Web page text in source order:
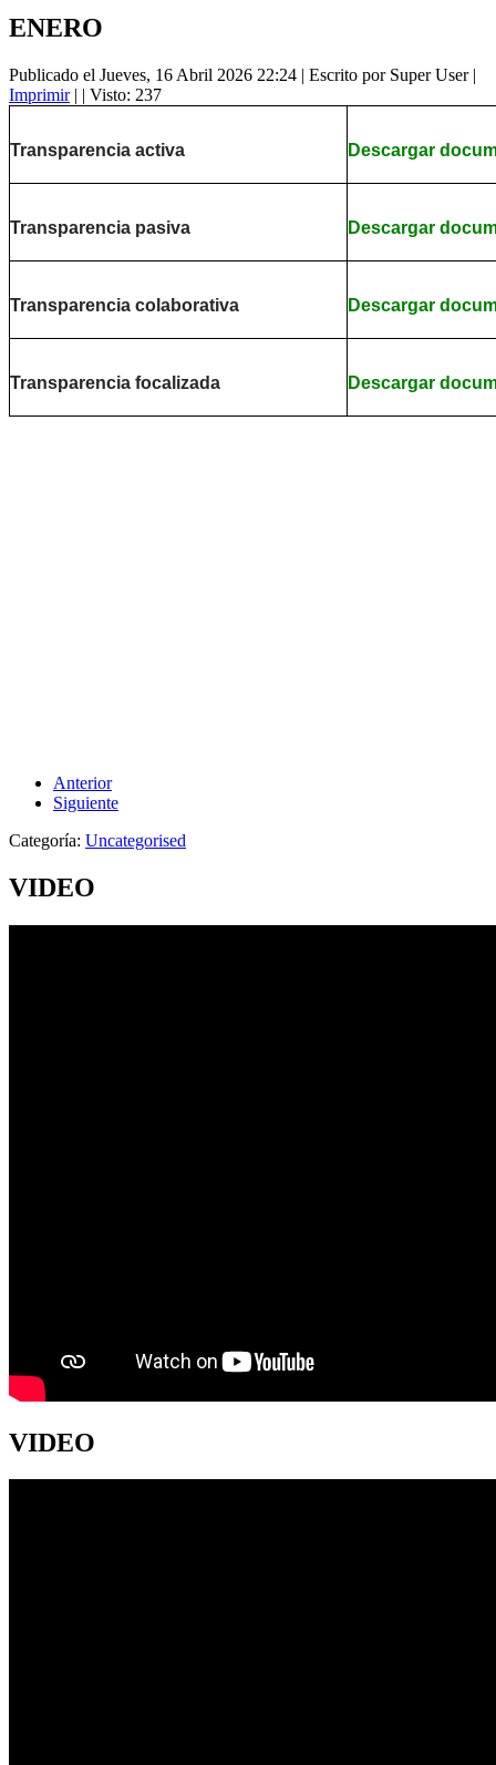
ENERO
Publicado el Jueves, 16 Abril 2026 22:24 | Escrito por Super User|
Imprimir| | Visto: 237
Transparencia activa Descargar
Transparencia pasiva Descargar
Transparencia colaborativa Descargar
Transparencia focalizada Descargar
Anterior
Siguiente
Categoría: Uncategorised
VIDEO
VIDEO